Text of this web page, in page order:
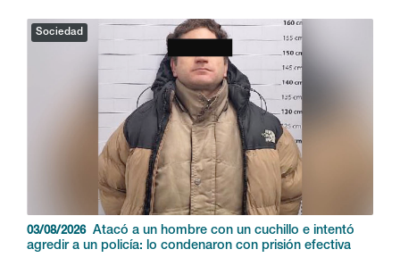
Sociedad
03/08/2026
Atacó a un hombre con un cuchillo e intentó
agredir a un policía: lo condenaron con prisión efectiva